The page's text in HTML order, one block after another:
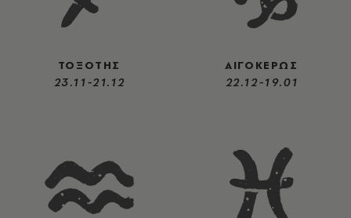
ΤΟΞΟΤΗΣ
23.11-21.12
ΑΙΓΟΚΕΡΩΣ
22.12-19.01